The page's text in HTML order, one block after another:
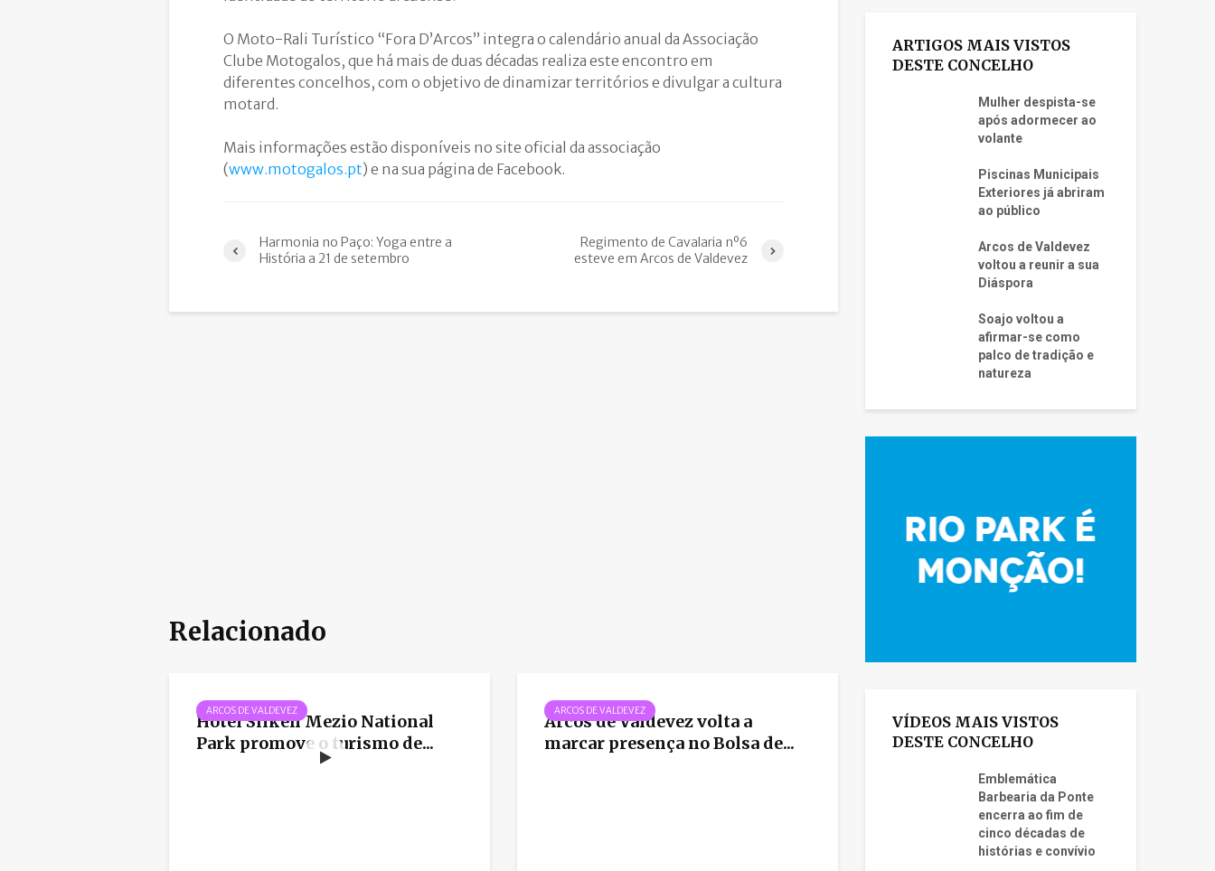
O Moto-Rali Turístico “Fora D’Arcos” integra o calendário anual da Associação
Clube Motogalos, que há mais de duas décadas realiza este encontro em
diferentes concelhos, com o objetivo de dinamizar territórios e divulgar a cultura
motard.
Mais informações estão disponíveis no site oficial da associação
(www.motogalos.pt) e na sua página de Facebook.
Harmonia no Paço: Yoga entre a
História a 21 de setembro
Regimento de Cavalaria nº6
esteve em Arcos de Valdevez
Relacionado
ARCOS DE VALDEVEZ
Hotel Silken Mezio National
Park promove o turismo de...
ARCOS DE VALDEVEZ
Arcos de Valdevez volta a
marcar presença no Bolsa de...
ARTIGOS MAIS VISTOS
DESTE CONCELHO
Mulher despista-se
após adormecer ao
volante
Piscinas Municipais
Exteriores já abriram
ao público
Arcos de Valdevez
voltou a reunir a sua
Diáspora
Soajo voltou a
afirmar-se como
palco de tradição e
natureza
VÍDEOS MAIS VISTOS
DESTE CONCELHO
Emblemática
Barbearia da Ponte
encerra ao fim de
cinco décadas de
histórias e convívio